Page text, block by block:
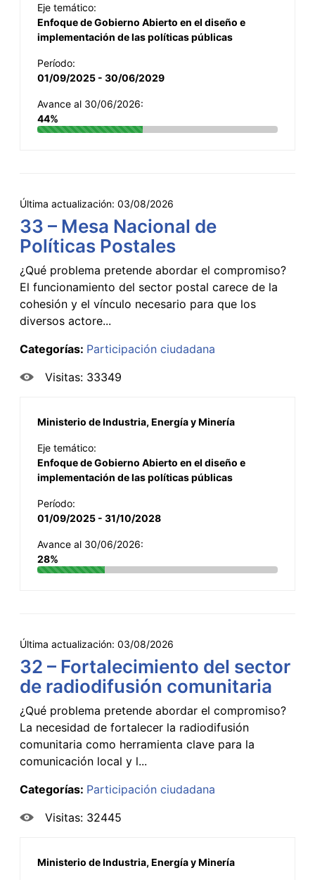
Eje temático:
Enfoque de Gobierno Abierto en el diseño e
implementación de las políticas públicas
Período:
01/09/2025 - 30/06/2029
Avance al 30/06/2026:
44%
Última actualización: 03/08/2026
33 – Mesa Nacional de
Políticas Postales
¿Qué problema pretende abordar el compromiso?
El funcionamiento del sector postal carece de la
cohesión y el vínculo necesario para que los
diversos actore...
Categorías: Participación ciudadana
Visitas: 33349
Ministerio de Industria, Energía y Minería
Eje temático:
Enfoque de Gobierno Abierto en el diseño e
implementación de las políticas públicas
Período:
01/09/2025 - 31/10/2028
Avance al 30/06/2026:
28%
Última actualización: 03/08/2026
32 – Fortalecimiento del sector
de radiodifusión comunitaria
¿Qué problema pretende abordar el compromiso?
La necesidad de fortalecer la radiodifusión
comunitaria como herramienta clave para la
comunicación local y l...
Categorías: Participación ciudadana
Visitas: 32445
Ministerio de Industria, Energía y Minería